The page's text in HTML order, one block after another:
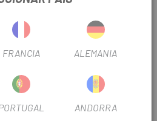
de funcionamiento:
FRANCIA ALEMANIA
ANDORRA